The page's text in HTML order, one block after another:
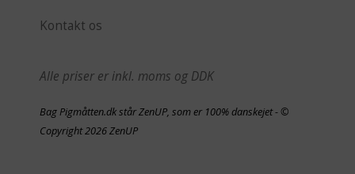
Kontakt os
Alle priser er inkl. moms og DDK
Bag Pigmåtten.dk står ZenUP, som er 100% danskejet - ©
Copyright 2026 ZenUP